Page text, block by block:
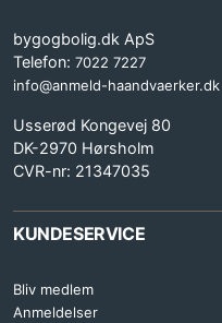
bygogbolig.dk ApS
Telefon: 7022 7227
info@anmeld-haandvaerker.dk
Usserød Kongevej 80
DK-2970 Hørsholm
CVR-nr: 21347035
KUNDESERVICE
Bliv medlem
Anmeldelser